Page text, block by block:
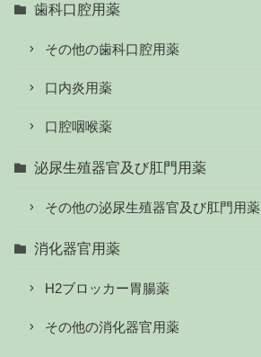
歯科口腔用薬
その他の歯科口腔用薬
口内炎用薬
口腔咽喉薬
泌尿生殖器官及び肛門用薬
その他の泌尿生殖器官及び肛門用薬
消化器官用薬
H2ブロッカー胃腸薬
その他の消化器官用薬